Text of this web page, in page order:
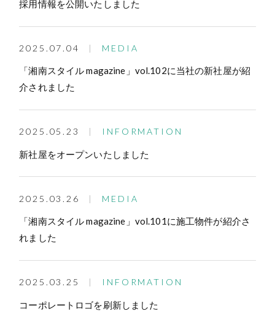
採用情報を公開いたしました
2025.07.04 MEDIA
「湘南スタイル magazine」vol.102に当社の新社屋が紹
介されました
2025.05.23 INFORMATION
新社屋をオープンいたしました
2025.03.26 MEDIA
「湘南スタイル magazine」vol.101に施工物件が紹介さ
れました
2025.03.25 INFORMATION
コーポレートロゴを刷新しました